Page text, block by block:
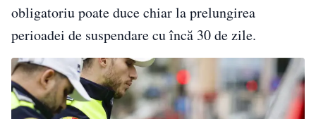
obligatoriu poate duce chiar la prelungirea
perioadei de suspendare cu încă 30 de zile.